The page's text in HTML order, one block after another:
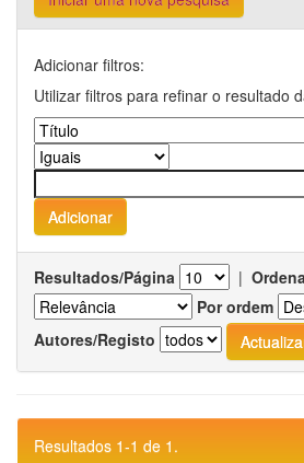
Adicionar filtros:
Utilizar filtros para refinar o resultado
Resultados/Página |
Por ordem
Autores/Registo
Resultados 1-1 de 1.